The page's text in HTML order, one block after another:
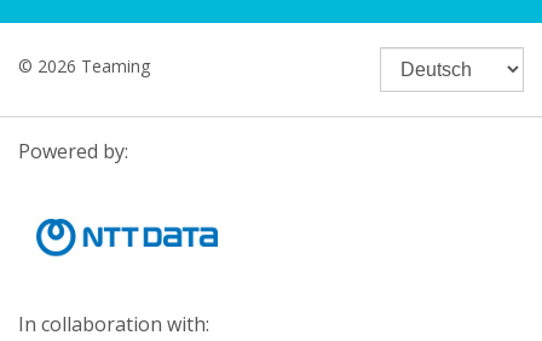
© 2026 Teaming
Powered by:
In collaboration with: